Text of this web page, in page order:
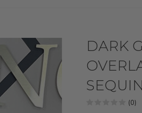
DARK
(0)